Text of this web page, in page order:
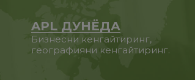
APL ДУНЁДА
Бизнесни кенгайтиринг,
географияни кенгайтиринг.